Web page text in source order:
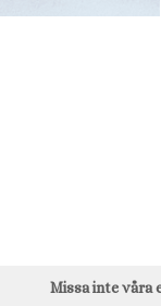
Missa inte våra